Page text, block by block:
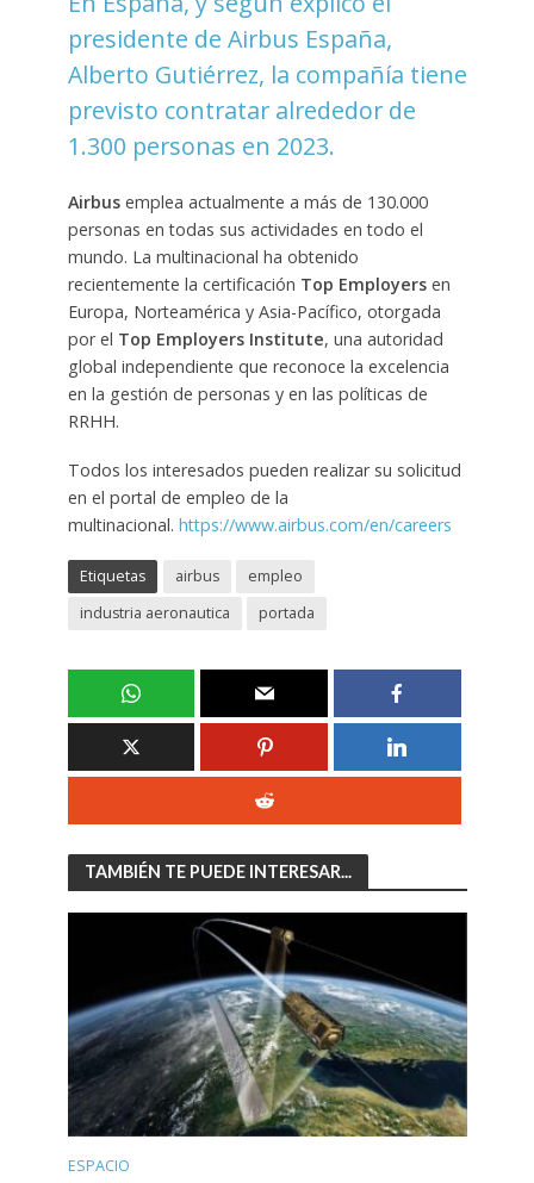
presidente de Airbus España,
Alberto Gutiérrez, la compañía tiene
previsto contratar alrededor de
1.300 personas en 2023.
Airbusemplea actualmente a más de 130.000
personas en todas sus actividades en todo el
mundo. La multinacional ha obtenido
recientemente la certificación Top Employers en
Europa, Norteamérica y Asia-Pacífico, otorgada
por el Top Employers Institute, una autoridad
global independiente que reconoce la excelencia
en la gestión de personas y en las políticas de
RRHH.
Todos los interesados pueden realizar su solicitud
en el portal de empleo de la
multinacional. https://www.airbus.com/en/careers
Etiquetas airbus
empleo
industria aeronautica
portada
TAMBIÉN TE PUEDE INTERESAR...
ESPACIO